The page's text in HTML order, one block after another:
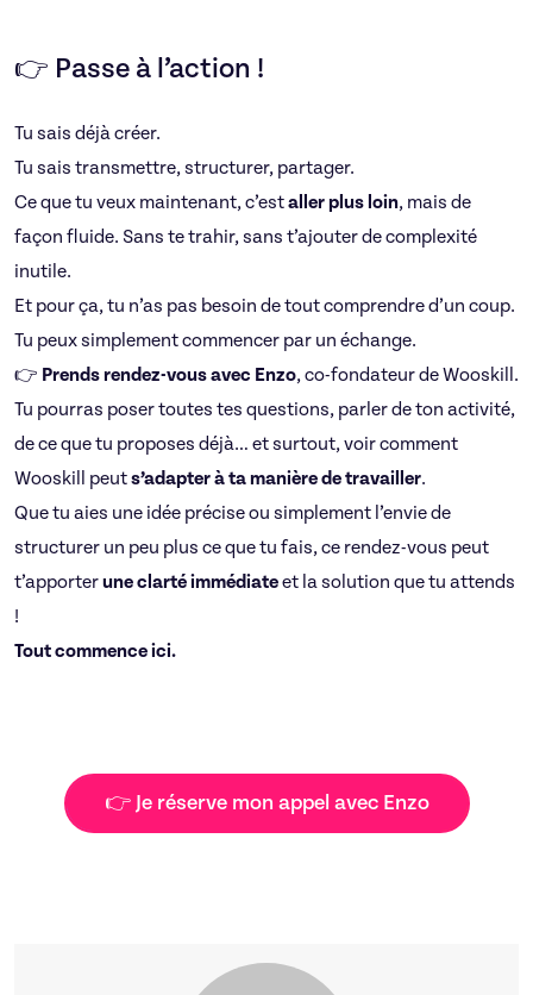
👉 Passe à l’action !
Tu sais déjà créer.
Tu sais transmettre, structurer, partager.
Ce que tu veux maintenant, c’estaller plus loin, mais de
façon fluide. Sans te trahir, sans t’ajouter de complexité
inutile.
Et pour ça, tu n’as pas besoin de tout comprendre d’un coup.
Tu peux simplement commencer par un échange.
👉 Prends rendez-vous avec Enzo, co-fondateur de Wooskill.
Tu pourras poser toutes tes questions, parler de ton activité,
de ce que tu proposes déjà… et surtout, voir comment
Wooskill peuts’adapter à ta manière de travailler.
Que tu aies une idée précise ou simplement l’envie de
structurer un peu plus ce que tu fais, ce rendez-vous peut
t’apporterune clarté immédiateet la solution que tu attends
!
Tout commence ici.
👉 Je réserve mon appel avec Enzo